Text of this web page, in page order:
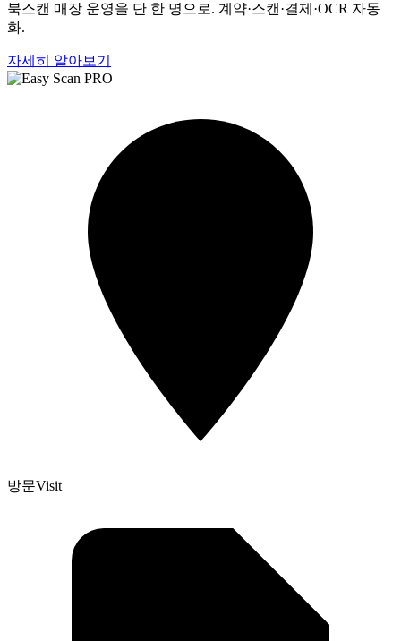
북스캔 매장 운영을 단 한 명으로. 계약·스캔·결제·OCR 자동
화.
자세히 알아보기
방문Visit